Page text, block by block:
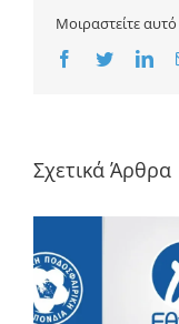
Μοιραστείτε
Facebook
Twitter
Σχετικά Άρθρα